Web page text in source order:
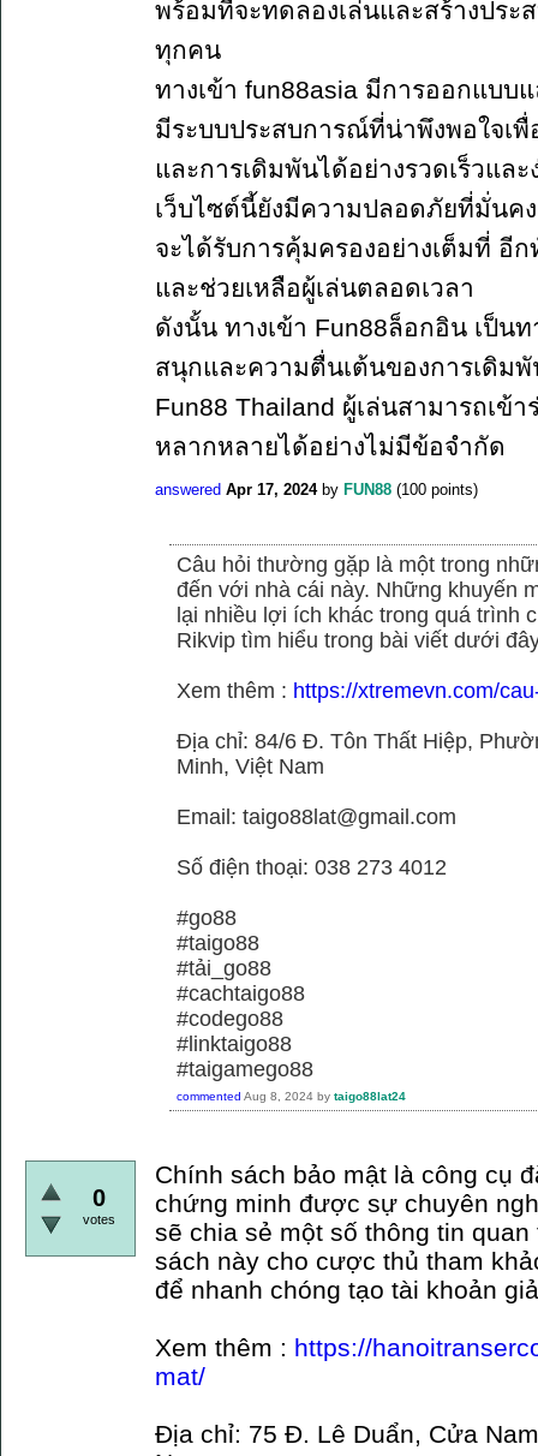
พร้อมที่จะทดลองเล่นและสร้างปร
ทุกคน
ทางเข้า fun88asia มีการออกแบบ
มีระบบประสบการณ์ที่น่าพึงพอใจเพื่
และการเดิมพันได้อย่างรวดเร็วและ
เว็บไซต์นี้ยังมีความปลอดภัยที่มั่นค
จะได้รับการคุ้มครองอย่างเต็มที่ อี
และช่วยเหลือผู้เล่นตลอดเวลา
ดังนั้น ทางเข้า Fun88ล็อกอิน เป็น
สนุกและความตื่นเต้นของการเดิม
Fun88 Thailand ผู้เล่นสามารถเข้
หลากหลายได้อย่างไม่มีข้อจำกัด
answered Apr 17, 2024 by FUN88 (100 points)
Câu hỏi thường gặp là một trong
đến với nhà cái này. Những khuyến
lại nhiều lợi ích khác trong quá trình
Rikvip tìm hiểu trong bài viết dưới
Xem thêm : https://xtremevn.com/
Địa chỉ: 84/6 Đ. Tôn Thất Hiệp,
Minh, Việt Nam
Email: taigo88lat@gmail.com
Số điện thoại: 038 273 4012
#go88
#taigo88
#tải_go88
#cachtaigo88
#codego88
#linktaigo88
#taigamego88
commented Aug 8, 2024 by taigo88lat24
0
votes
Chính sách bảo mật là công cụ
chứng minh được sự chuyên
sẽ chia sẻ một số thông tin
sách này cho cược thủ tham
để nhanh chóng tạo tài khoản
Xem thêm : https://
mat/
Địa chỉ: 75 Đ. Lê Duẩn, Cửa